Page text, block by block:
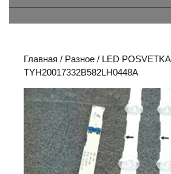
Главная / Разное / LED POSVETKA
TYH20017332B582LH0448A